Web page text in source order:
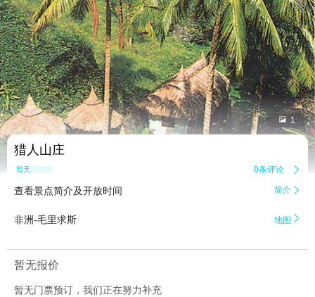
 1
猎人山庄
暂无点评 0条评论 
查看景点简介及开放时间 简介 
非洲-毛里求斯 地图 
暂无报价
暂无门票预订，我们正在努力补充
